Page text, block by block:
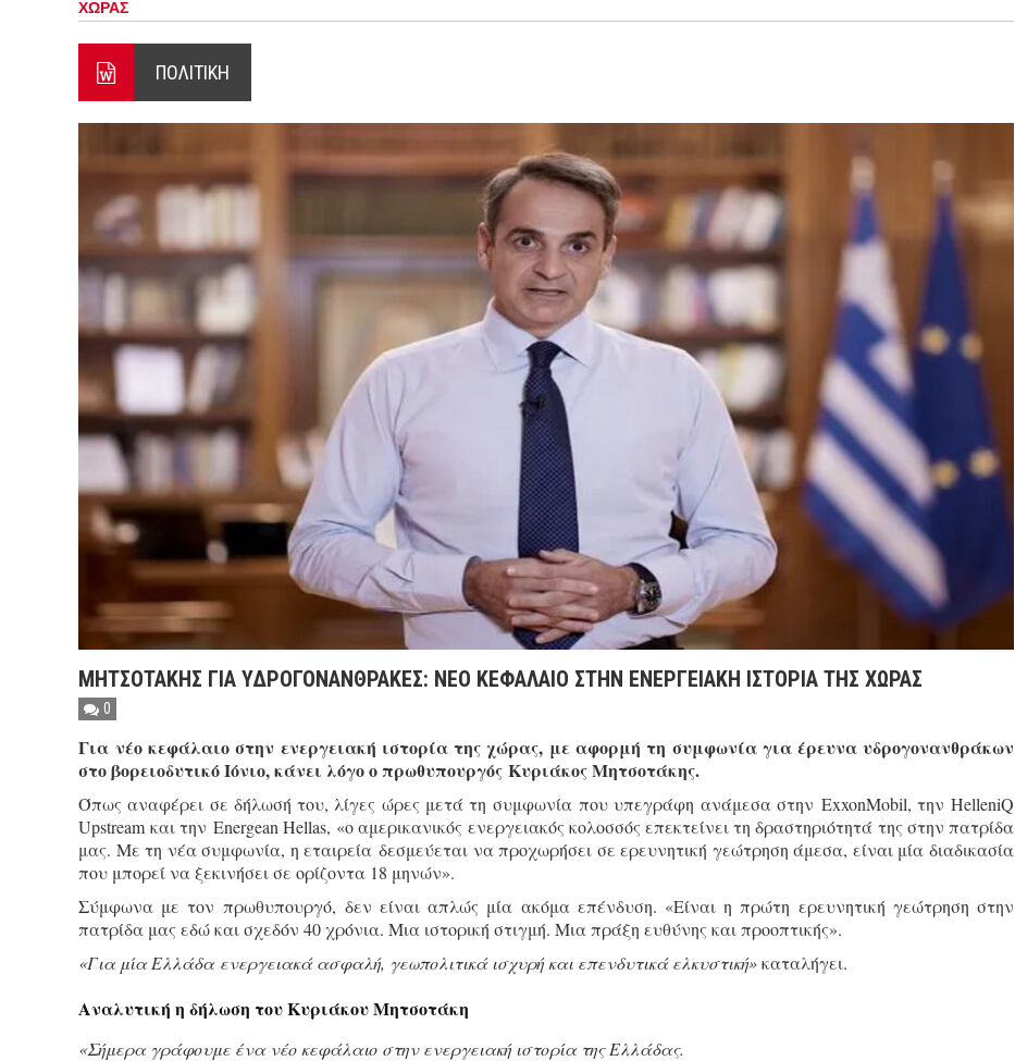
ΧΩΡΑΣ
ΠΟΛΙΤΙΚΗ
ΜΗΤΣΟΤΑΚΗΣ ΓΙΑ ΥΔΡΟΓΟΝΑΝΘΡΑΚΕΣ: ΝΕΟ ΚΕΦΑΛΑΙΟ ΣΤΗΝ ΕΝΕΡΓΕΙΑΚΗ ΙΣΤΟΡΙΑ ΤΗΣ ΧΩΡΑΣ
0
Για νέο κεφάλαιο στην ενεργειακή ιστορία της χώρας, με αφορμή τη συμφωνία για έρευνα υδρογονανθράκων
στο βορειοδυτικό Ιόνιο, κάνει λόγο ο πρωθυπουργός Κυριάκος Μητσοτάκης.
Όπως αναφέρει σε δήλωσή του, λίγες ώρες μετά τη συμφωνία που υπεγράφη ανάμεσα στην ExxonMobil, την HelleniQ
Upstream και την Energean Hellas, «ο αμερικανικός ενεργειακός κολοσσός επεκτείνει τη δραστηριότητά της στην πατρίδα
μας. Με τη νέα συμφωνία, η εταιρεία δεσμεύεται να προχωρήσει σε ερευνητική γεώτρηση άμεσα, είναι μία διαδικασία
που μπορεί να ξεκινήσει σε ορίζοντα 18 μηνών».
Σύμφωνα με τον πρωθυπουργό, δεν είναι απλώς μία ακόμα επένδυση. «Είναι η πρώτη ερευνητική γεώτρηση στην
πατρίδα μας εδώ και σχεδόν 40 χρόνια. Μια ιστορική στιγμή. Μια πράξη ευθύνης και προοπτικής».
«Για μία Ελλάδα ενεργειακά ασφαλή, γεωπολιτικά ισχυρή και επενδυτικά ελκυστική»καταλήγει.
Αναλυτική η δήλωση του Κυριάκου Μητσοτάκη
«Σήμερα γράφουμε ένα νέο κεφάλαιο στην ενεργειακή ιστορία της Ελλάδας.